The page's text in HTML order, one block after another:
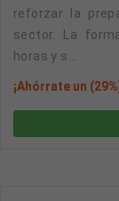
reforzar la
sector. La
horas y s...
¡Ahórrate un